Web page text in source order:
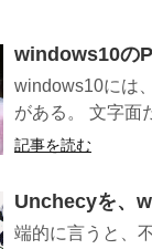
windows10の
windows10には
がある。 文字面
記事を読む
Unchecyを、
端的に言うと、